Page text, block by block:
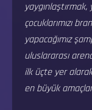
çocuklarımızı
yapacağımız
uluslararası
ilk üçte yer
en büyük